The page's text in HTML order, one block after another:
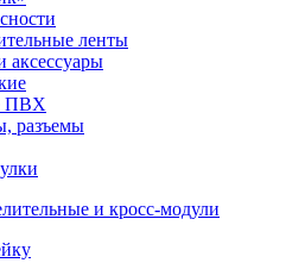
ленты
аксессуары
ПВХ
разъемы
и кросс-модули